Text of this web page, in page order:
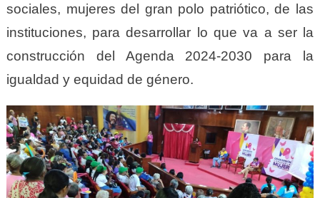
sociales, mujeres del gran polo patriótico, de las
instituciones, para desarrollar lo que va a ser la
construcción del Agenda 2024-2030 para la
igualdad y equidad de género.